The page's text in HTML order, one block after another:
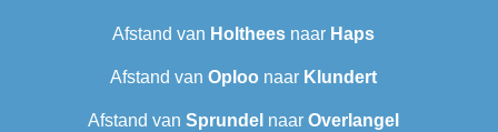
Afstand van Holthees naar Haps
Afstand van Oploo naar Klundert
Afstand van Sprundel naar Overlangel